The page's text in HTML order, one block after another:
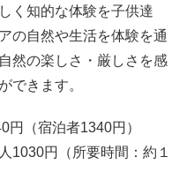
く知的な体験を子供達
の自然や生活を体験を通
然の楽しさ・厳しさを感
できます。
（宿泊者1340円）
1030円（所要時間：約１